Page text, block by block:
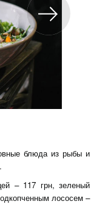
блюда из рыбы и
– 117 грн, зеленый
лососем –